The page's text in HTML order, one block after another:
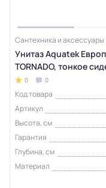
Сантехника и аксессуары
Унитаз Aquatek
TORNADO, тонкое
0 0
Код товара
Артикул
Высота, см
Гарантия
Глубина, см
Материал